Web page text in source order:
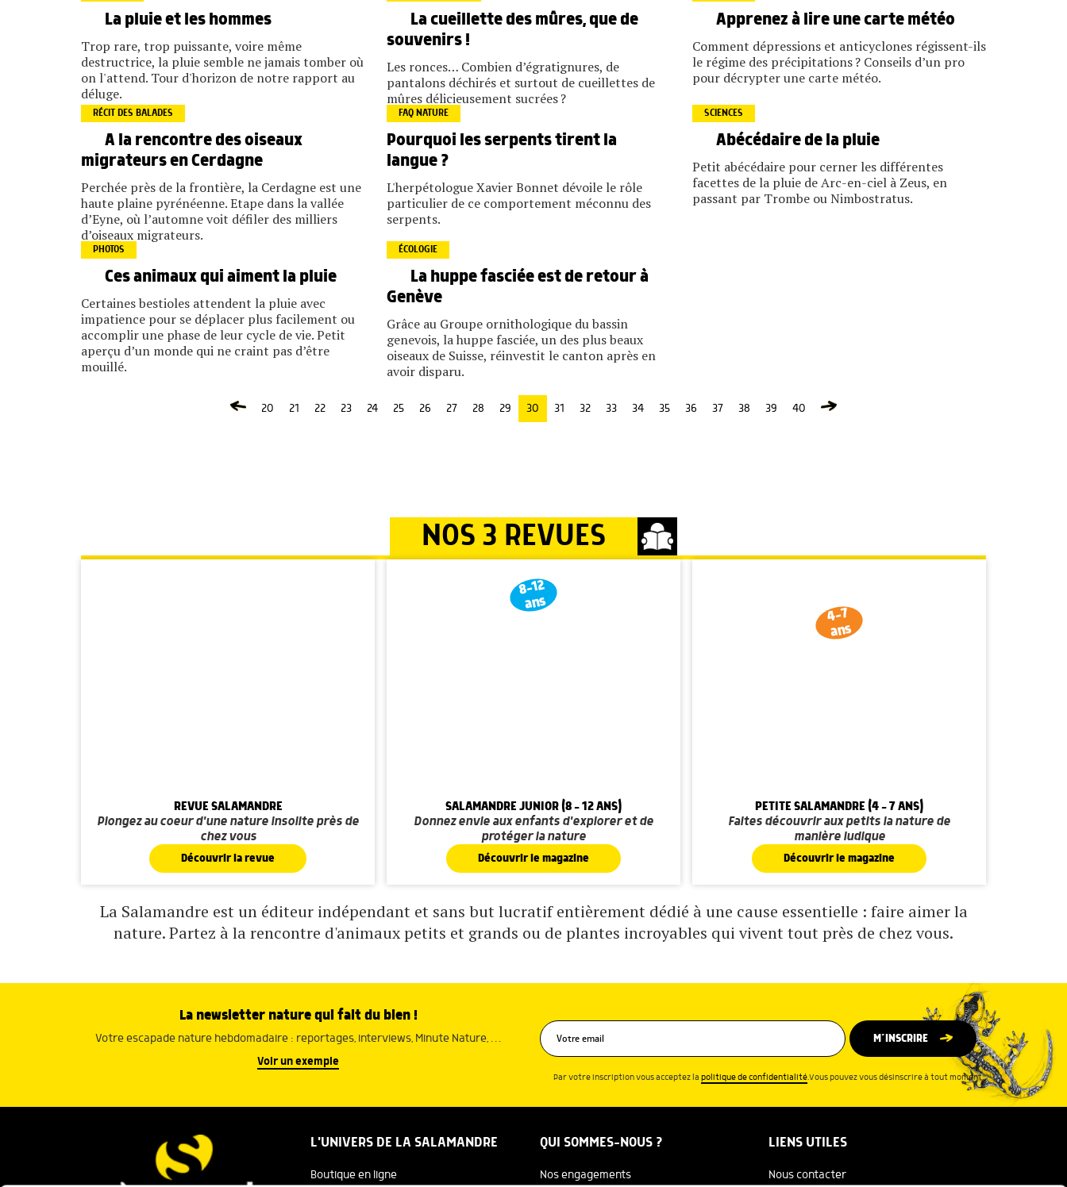
La pluie et les hommes
Trop rare, trop puissante, voire même
destructrice, la pluie semble ne jamais tomber où
on l'attend. Tour d'horizon de notre rapport au
déluge.
La cueillette des mûres, que de
souvenirs !
Les ronces… Combien d’égratignures, de
pantalons déchirés et surtout de cueillettes de
mûres délicieusement sucrées ?
Apprenez à lire une carte météo
Comment dépressions et anticyclones régissent-ils
le régime des précipitations ? Conseils d’un pro
pour décrypter une carte météo.
RÉCIT DES BALADES
A la rencontre des oiseaux
migrateurs en Cerdagne
Perchée près de la frontière, la Cerdagne est une
haute plaine pyrénéenne. Etape dans la vallée
d’Eyne, où l’automne voit défiler des milliers
d’oiseaux migrateurs.
FAQ NATURE
Pourquoi les serpents tirent la
langue ?
L'herpétologue Xavier Bonnet dévoile le rôle
particulier de ce comportement méconnu des
serpents.
SCIENCES
Abécédaire de la pluie
Petit abécédaire pour cerner les différentes
facettes de la pluie de Arc-en-ciel à Zeus, en
passant par Trombe ou Nimbostratus.
PHOTOS
Ces animaux qui aiment la pluie
Certaines bestioles attendent la pluie avec
impatience pour se déplacer plus facilement ou
accomplir une phase de leur cycle de vie. Petit
aperçu d’un monde qui ne craint pas d’être
mouillé.
ÉCOLOGIE
La huppe fasciée est de retour à
Genève
Grâce au Groupe ornithologique du bassin
genevois, la huppe fasciée, un des plus beaux
oiseaux de Suisse, réinvestit le canton après en
avoir disparu.
20 21 22 23 24 25 26 27 28 29 30 31 32 33 34 35 36 37 38 39 40
NOS 3 REVUES
REVUE SALAMANDRE
Plongez au coeur d'une nature insolite près de
chez vous
Découvrir la revue
8-12
ans
SALAMANDRE JUNIOR (8 - 12 ANS)
Donnez envie aux enfants d'explorer et de
protéger la nature
Découvrir le magazine
4-7
ans
PETITE SALAMANDRE (4 - 7 ANS)
Faites découvrir aux petits la nature de
manière ludique
Découvrir le magazine
La Salamandre est un éditeur indépendant et sans but lucratif entièrement dédié à une cause essentielle : faire aimer la
nature. Partez à la rencontre d'animaux petits et grands ou de plantes incroyables qui vivent tout près de chez vous.
La newsletter nature qui fait du bien !
Votre escapade nature hebdomadaire : reportages, interviews, Minute Nature, …
Voir un exemple
M’INSCRIRE
Par votre inscription vous acceptez lapolitique de confidentialité.Vous pouvez vous désinscrire à tout moment.
L'UNIVERS DE LA SALAMANDRE
Boutique en ligne
QUI SOMMES-NOUS ?
Nos engagements
LIENS UTILES
Nous contacter